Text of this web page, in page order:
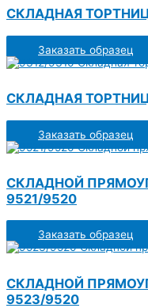
СКЛАДНАЯ
Заказать образец
СКЛАДНАЯ
Заказать образец
СКЛАДНОЙ
9521/9520
Заказать образец
СКЛАДНОЙ
9523/9520